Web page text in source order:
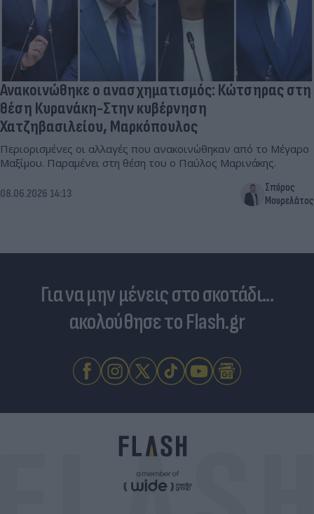
Ανακοινώθηκε ο ανασχηματισμός: Κώτσηρας στη
θέση Κυρανάκη-Στην κυβέρνηση
Χατζηβασιλείου, Μαρκόπουλος
Περιορισμένες οι αλλαγές που ανακοινώθηκαν από το Μέγαρο
Μαξίμου. Παραμένει στη θέση του ο Παύλος Μαρινάκης.
08.06.2026 14:13
Σπύρος
Μουρελάτος
Για να μην μένεις στο σκοτάδι...
ακολούθησε το Flash.gr